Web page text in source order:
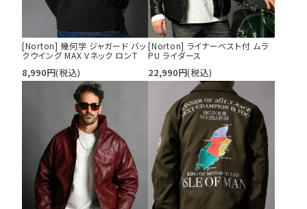
[Norton] 幾何学 ジャガード バッ
クウイング MAX Vネック ロンT
8,990円(税込)
[Norton] ライナーベスト付 ムラ
PU ライダース
22,990円(税込)